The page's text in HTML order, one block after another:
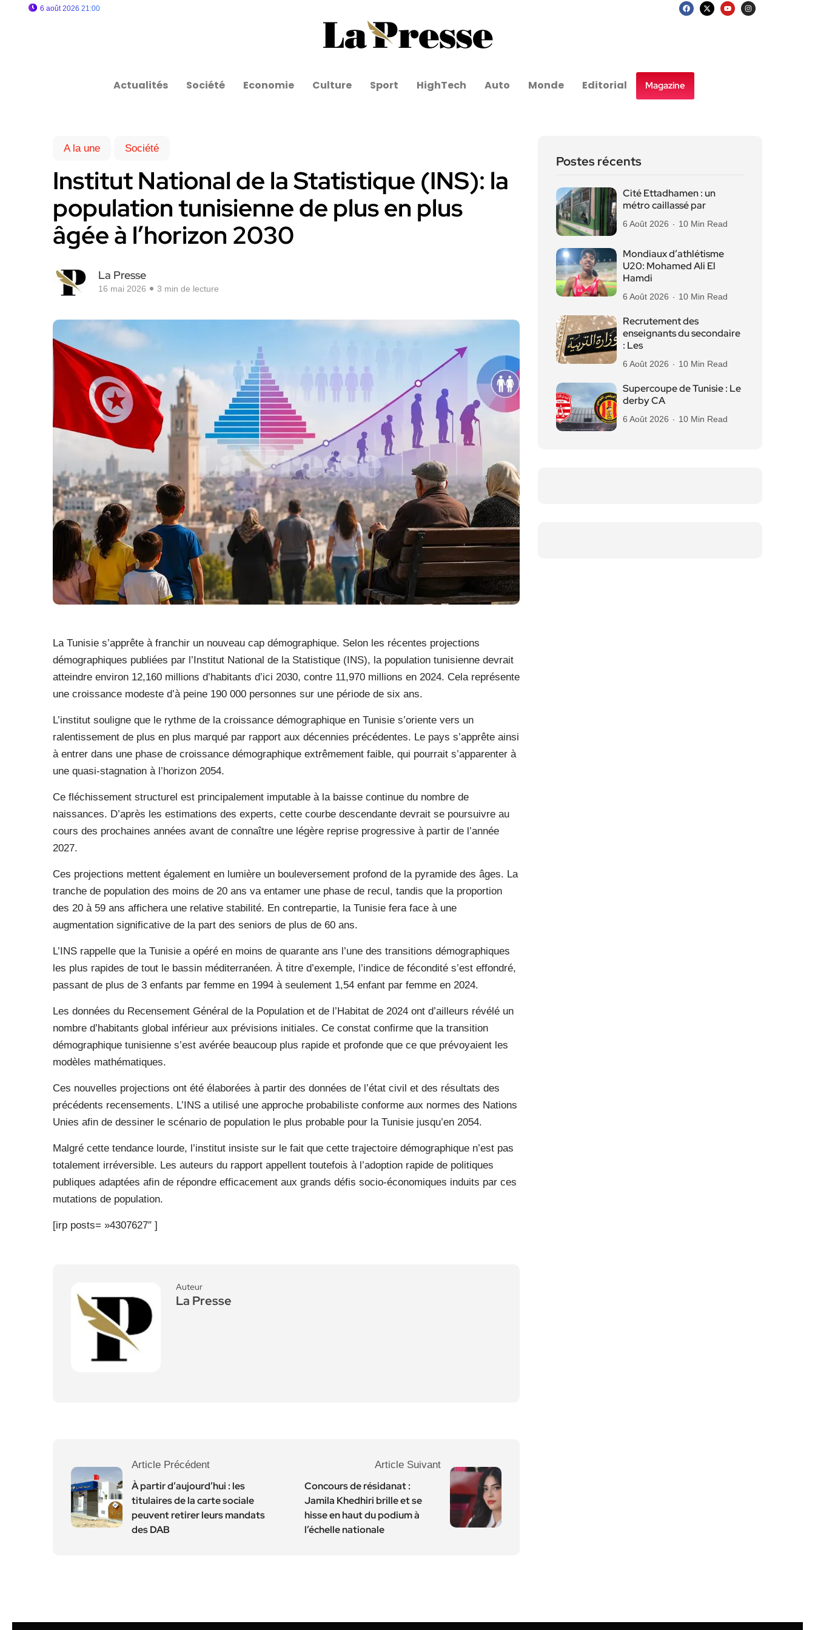
6 août 2026 21:00
Actualités Société Economie Culture Sport HighTech Auto Monde Editorial Magazine
A la une Société
Institut National de la Statistique (INS): la
population tunisienne de plus en plus
âgée à l’horizon 2030
La Presse
16 mai 2026 3 min de lecture
La Tunisie s’apprête à franchir un nouveau cap démographique. Selon les récentes projections
démographiques publiées par l’Institut National de la Statistique (INS), la population tunisienne devrait
atteindre environ 12,160 millions d’habitants d’ici 2030, contre 11,970 millions en 2024. Cela représente
une croissance modeste d’à peine 190 000 personnes sur une période de six ans.
L’institut souligne que le rythme de la croissance démographique en Tunisie s’oriente vers un
ralentissement de plus en plus marqué par rapport aux décennies précédentes. Le pays s’apprête ainsi
à entrer dans une phase de croissance démographique extrêmement faible, qui pourrait s’apparenter à
une quasi-stagnation à l’horizon 2054.
Ce fléchissement structurel est principalement imputable à la baisse continue du nombre de
naissances. D’après les estimations des experts, cette courbe descendante devrait se poursuivre au
cours des prochaines années avant de connaître une légère reprise progressive à partir de l’année
2027.
Ces projections mettent également en lumière un bouleversement profond de la pyramide des âges. La
tranche de population des moins de 20 ans va entamer une phase de recul, tandis que la proportion
des 20 à 59 ans affichera une relative stabilité. En contrepartie, la Tunisie fera face à une
augmentation significative de la part des seniors de plus de 60 ans.
L’INS rappelle que la Tunisie a opéré en moins de quarante ans l’une des transitions démographiques
les plus rapides de tout le bassin méditerranéen. À titre d’exemple, l’indice de fécondité s’est effondré,
passant de plus de 3 enfants par femme en 1994 à seulement 1,54 enfant par femme en 2024.
Les données du Recensement Général de la Population et de l’Habitat de 2024 ont d’ailleurs révélé un
nombre d’habitants global inférieur aux prévisions initiales. Ce constat confirme que la transition
démographique tunisienne s’est avérée beaucoup plus rapide et profonde que ce que prévoyaient les
modèles mathématiques.
Ces nouvelles projections ont été élaborées à partir des données de l’état civil et des résultats des
précédents recensements. L’INS a utilisé une approche probabiliste conforme aux normes des Nations
Unies afin de dessiner le scénario de population le plus probable pour la Tunisie jusqu’en 2054.
Malgré cette tendance lourde, l’institut insiste sur le fait que cette trajectoire démographique n’est pas
totalement irréversible. Les auteurs du rapport appellent toutefois à l’adoption rapide de politiques
publiques adaptées afin de répondre efficacement aux grands défis socio-économiques induits par ces
mutations de population.
[irp posts= »4307627″ ]
Auteur
La Presse
Article Précédent
À partir d’aujourd’hui : les
titulaires de la carte sociale
peuvent retirer leurs mandats
des DAB
Article Suivant
Concours de résidanat :
Jamila Khedhiri brille et se
hisse en haut du podium à
l’échelle nationale
Postes récents
Cité Ettadhamen : un
métro caillassé par
6 Août 2026 10 Min Read
Mondiaux d’athlétisme
U20: Mohamed Ali El
Hamdi
6 Août 2026 10 Min Read
Recrutement des
enseignants du secondaire
: Les
6 Août 2026 10 Min Read
Supercoupe de Tunisie : Le
derby CA
6 Août 2026 10 Min Read